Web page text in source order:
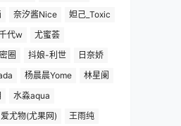
奈汐酱Nice
妲己_Toxic
代w
尤蜜荟
圈 抖娘-利世
日奈娇
杨晨晨Yome
林星阑
水淼aqua
爱尤物(尤果网)
王雨纯